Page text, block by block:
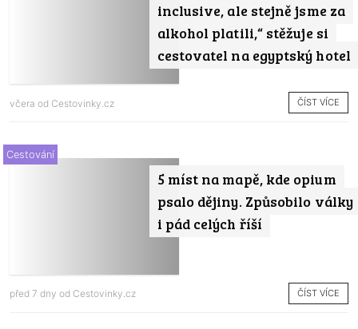
inclusive, ale stejně jsme za
alkohol platili,“ stěžuje si
cestovatel na egyptský hotel
včera od Cestovinky.cz ČÍST VÍCE
5 míst na mapě, kde opium
psalo dějiny. Způsobilo války
i pád celých říší
Cestování
před 7 dny od Cestovinky.cz ČÍST VÍCE